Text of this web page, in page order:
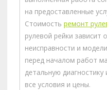
на предоставленные
Стоимость ремонт
рулевой рейки зависит
неисправности и
перед началом работ
детальную
все условия и цены.